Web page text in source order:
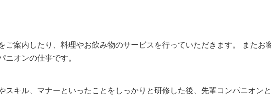
ご案内したり、料理やお飲み物のサービスを行っていただきます。 また
ニオンの仕事です。
スキル、マナーといったことをしっかりと研修した後、先輩コンパニオン